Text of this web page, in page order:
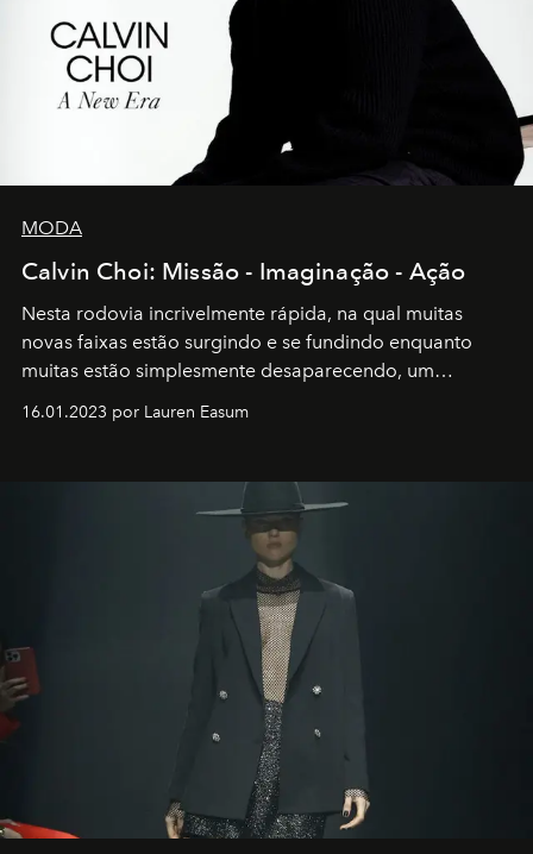
MODA
Calvin Choi: Missão - Imaginação - Ação
Nesta rodovia incrivelmente rápida, na qual muitas
novas faixas estão surgindo e se fundindo enquanto
muitas estão simplesmente desaparecendo, um
transportador AMTD abrindo caminho para muitos
por propósitos, com um claro senso de missão na vida e
16.01.2023 por Lauren Easum